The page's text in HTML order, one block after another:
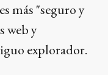
más "seguro y
web y
explorador.